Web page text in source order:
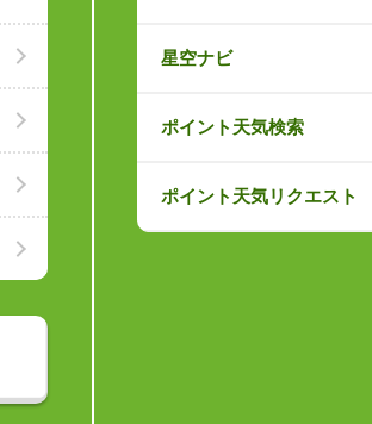
星空ナビ
ポイント天気検索
ポイント天気リクエスト